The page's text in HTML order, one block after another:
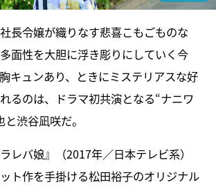
長令嬢が織りなす悲喜こもごものな
面性を大胆に浮き彫りにしていく今
キュンあり、ときにミステリアスな好
るのは、ドラマ初共演となる“ナニワ
渋谷凪咲だ。
レバ娘』（2017年／日本テレビ系）
ト作を手掛ける松田裕子のオリジナル